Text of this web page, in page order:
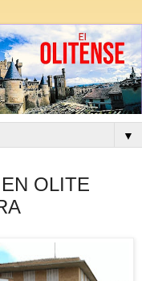
▼
OLITE